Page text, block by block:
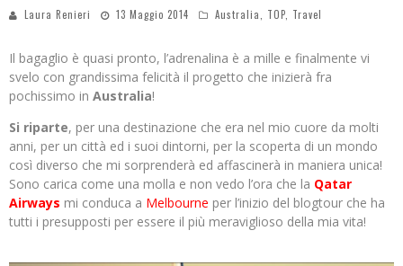
Laura Renieri 13 Maggio 2014 Australia, TOP, Travel
Il bagaglio è quasi pronto, l’adrenalina è a mille e finalmente vi
svelo con grandissima felicità il progetto che inizierà fra
pochissimo in Australia!
Si riparte, per una destinazione che era nel mio cuore da molti
anni, per un città ed i suoi dintorni, per la scoperta di un mondo
così diverso che mi sorprenderà ed affascinerà in maniera unica!
Sono carica come una molla e non vedo l’ora che la Qatar
Airways mi conduca a Melbourne per l’inizio del blogtour che ha
tutti i presupposti per essere il più meraviglioso della mia vita!